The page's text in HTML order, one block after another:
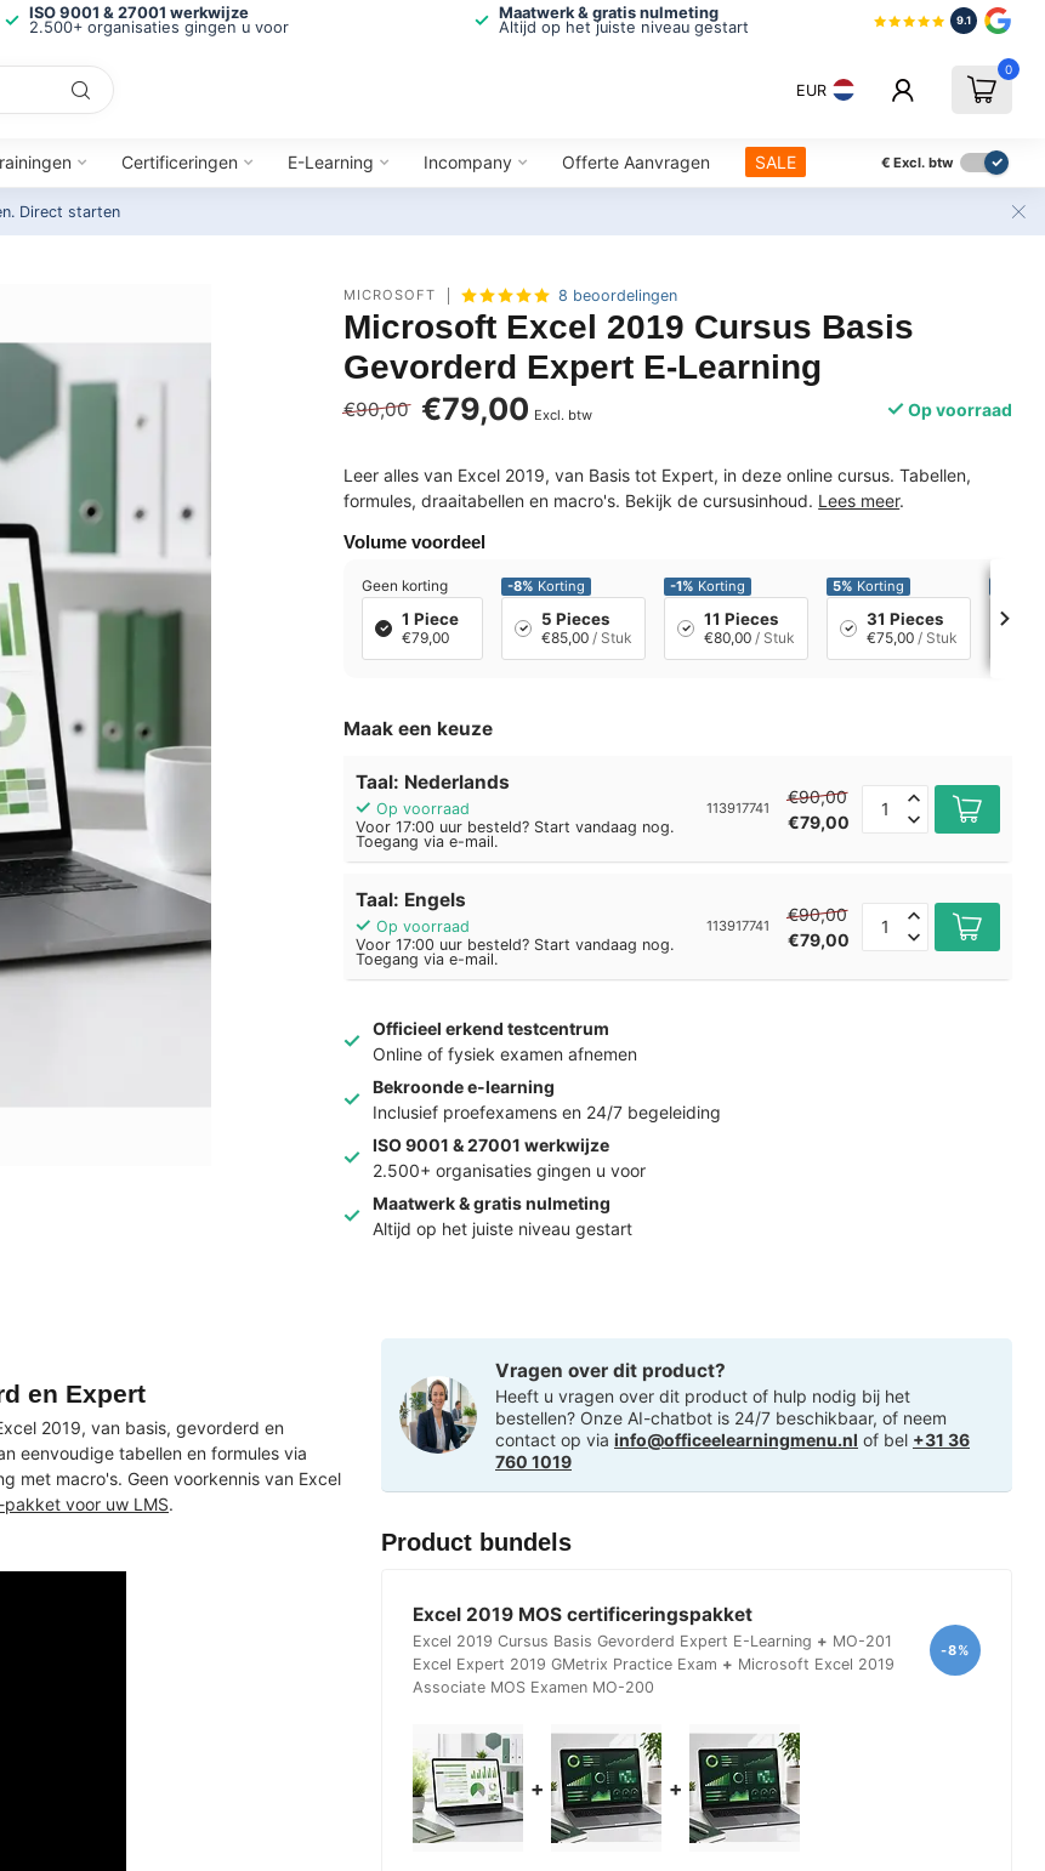
ISO 9001 & 27001 werkwijze
2.500+ organisaties gingen u voor
Maatwerk & gratis nulmeting
Altijd op het juiste niveau gestart
9.1
EUR
0
Certificeringen E-Learning Incompany Offerte Aanvragen SALE € Excl. btw
Direct starten
MICROSOFT 8 beoordelingen
Microsoft Excel 2019 Cursus Basis
Gevorderd Expert E-Learning
€90,00 €79,00 Excl. btw Op voorraad
Leer alles van Excel 2019, van Basis tot Expert, in deze online cursus. Tabellen,
formules, draaitabellen en macro's. Bekijk de cursusinhoud. Lees meer.
Volume voordeel
Geen korting
1 Piece
€79,00
-8% Korting
5 Pieces
€85,00 / Stuk
-1% Korting
11 Pieces
€80,00 / Stuk
5% Korting
31 Pieces
€75,00 / Stuk
Maak een keuze
Taal: Nederlands
Op voorraad
Voor 17:00 uur besteld? Start vandaag nog.
Toegang via e-mail.
113917741
€90,00
€79,00
Taal: Engels
Op voorraad
Voor 17:00 uur besteld? Start vandaag nog.
Toegang via e-mail.
113917741
€90,00
€79,00
Officieel erkend testcentrum
Online of fysiek examen afnemen
Bekroonde e-learning
Inclusief proefexamens en 24/7 begeleiding
ISO 9001 & 27001 werkwijze
2.500+ organisaties gingen u voor
Maatwerk & gratis nulmeting
Altijd op het juiste niveau gestart
en Expert
2019, van basis, gevorderd en
eenvoudige tabellen en formules via
met macro's. Geen voorkennis van Excel
pakket voor uw LMS.
Vragen over dit product?
Heeft u vragen over dit product of hulp nodig bij het
bestellen? Onze AI-chatbot is 24/7 beschikbaar, of neem
contact op via info@officeelearningmenu.nl of bel +31 36
760 1019
Product bundels
Excel 2019 MOS certificeringspakket
Excel 2019 Cursus Basis Gevorderd Expert E-Learning + MO-201
Excel Expert 2019 GMetrix Practice Exam + Microsoft Excel 2019
Associate MOS Examen MO-200
-8%
+ +